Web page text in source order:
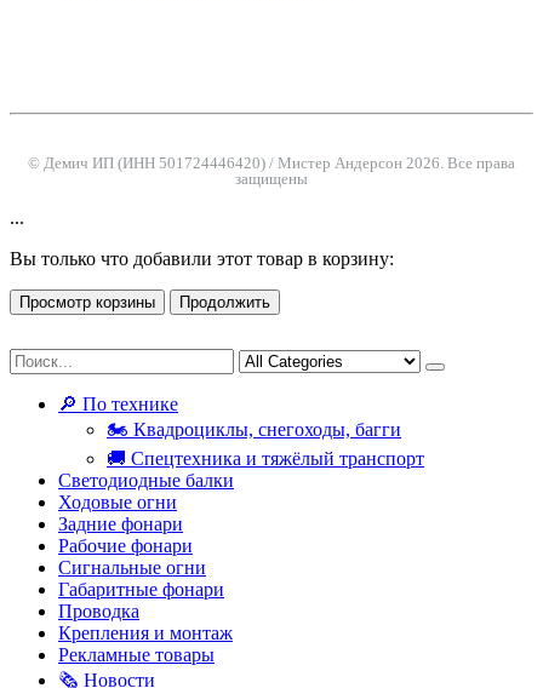
© Демич ИП (ИНН 501724446420) / Мистер Андерсон 2026. Все права
защищены
...
Вы только что добавили этот товар в корзину:
Просмотр корзины Продолжить
🔎 По технике
🏍 Квадроциклы, снегоходы, багги
🚚 Спецтехника и тяжёлый транспорт
Светодиодные балки
Ходовые огни
Задние фонари
Рабочие фонари
Сигнальные огни
Габаритные фонари
Проводка
Крепления и монтаж
Рекламные товары
🗞 Новости